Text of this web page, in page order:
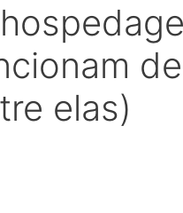
elas)